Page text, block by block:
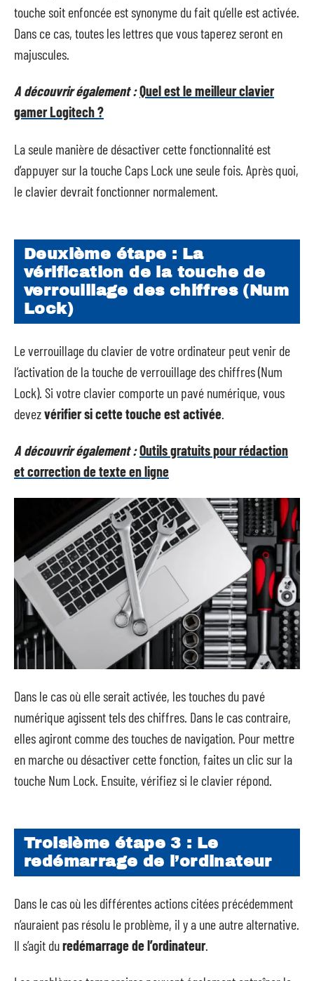
touche soit enfoncée est synonyme du fait qu’elle est activée.
Dans ce cas, toutes les lettres que vous taperez seront en
majuscules.
A découvrir également :Quel est le meilleur clavier
gamer Logitech ?
La seule manière de désactiver cette fonctionnalité est
d’appuyer sur la touche Caps Lock une seule fois. Après quoi,
le clavier devrait fonctionner normalement.
Deuxième étape : La
vérification de la touche de
verrouillage des chiffres (Num
Lock)
Le verrouillage du clavier de votre ordinateur peut venir de
l’activation de la touche de verrouillage des chiffres (Num
Lock). Si votre clavier comporte un pavé numérique, vous
devezvérifier si cette touche est activée
A découvrir également :Outils gratuits pour rédaction
et correction de texte en ligne
Dans le cas où elle serait activée, les touches du pavé
numérique agissent tels des chiffres. Dans le cas contraire,
elles agiront comme des touches de navigation. Pour mettre
en marche ou désactiver cette fonction, faites un clic sur la
touche Num Lock. Ensuite, vérifiez si le clavier répond.
Troisième étape 3 : Le
redémarrage de l’ordinateur
Dans le cas où les différentes actions citées précédemment
n’auraient pas résolu le problème, il y a une autre alternative.
Il s’agit duredémarrage de l’ordinateur.